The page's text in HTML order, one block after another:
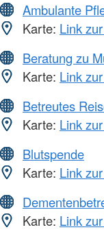
Ambulante
Karte: Link
Beratung zu
Karte: Link
Betreutes
Karte: Link
Blutspende
Karte: Link
Karte: Link